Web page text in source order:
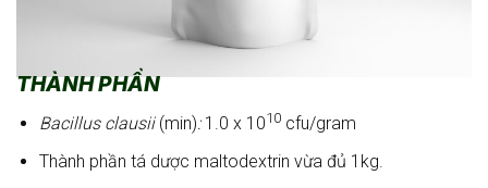
THÀNH PHẦN
Bacillus clausii(min):1.0 x 1010cfu/gram
Thành phần tá dược maltodextrin vừa đủ 1kg.